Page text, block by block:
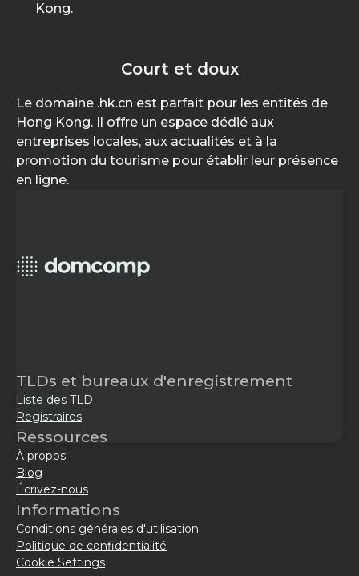
Kong.
Court et doux
Le domaine .hk.cn est parfait pour les entités de
Hong Kong. Il offre un espace dédié aux
entreprises locales, aux actualités et à la
promotion du tourisme pour établir leur présence
en ligne.
TLDs et bureaux d'enregistrement
Liste des TLD
Registraires
Ressources
À propos
Blog
Écrivez-nous
Informations
Conditions générales d'utilisation
Politique de confidentialité
Cookie Settings